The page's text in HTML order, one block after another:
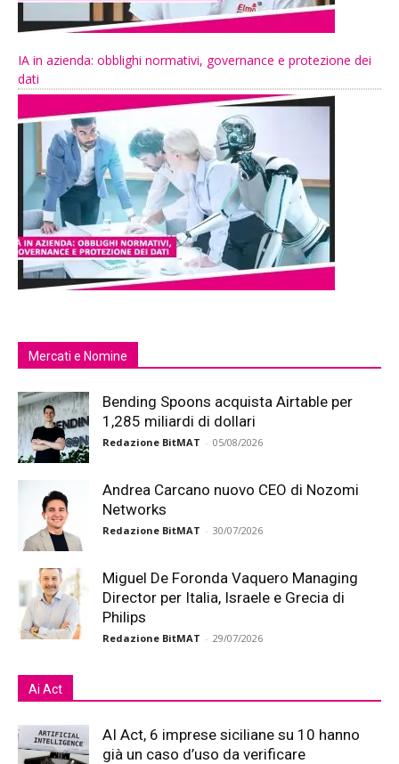
IA in azienda: obblighi normativi, governance e protezione dei
dati
Mercati e Nomine
Bending Spoons acquista Airtable per
1,285 miliardi di dollari
Redazione BitMAT - 05/08/2026
Andrea Carcano nuovo CEO di Nozomi
Networks
Redazione BitMAT - 30/07/2026
Miguel De Foronda Vaquero Managing
Director per Italia, Israele e Grecia di
Philips
Redazione BitMAT - 29/07/2026
Ai Act
AI Act, 6 imprese siciliane su 10 hanno
già un caso d’uso da verificare